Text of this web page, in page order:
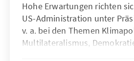
Hohe Erwartungen richten
US-Administration unter
v. a. bei den Themen
Multilateralismus,